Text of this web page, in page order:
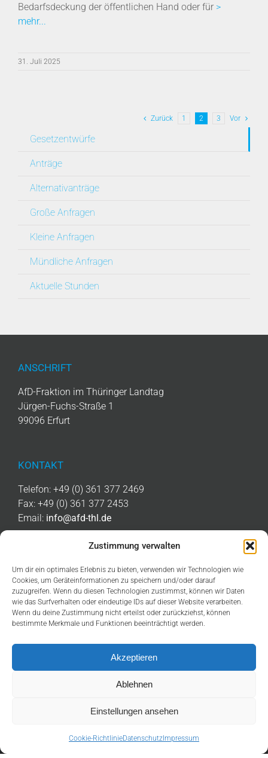
Zustimmung verwalten
Um dir ein optimales Erlebnis zu bieten, verwenden wir Technologien wie
Cookies, um Geräteinformationen zu speichern und/oder darauf
zuzugreifen. Wenn du diesen Technologien zustimmst, können wir Daten
wie das Surfverhalten oder eindeutige IDs auf dieser Website verarbeiten.
Wenn du deine Zustimmung nicht erteilst oder zurückziehst, können
bestimmte Merkmale und Funktionen beeinträchtigt werden.
Akzeptieren
Ablehnen
Einstellungen ansehen
Cookie-RichtlinieDatenschutz Impressum
Bedarfsdeckung der öffentlichen Hand oder für >
mehr...
31. Juli 2025
Zurück 1 2 3 Vor
Gesetzentwürfe
Anträge
Alternativanträge
Große Anfragen
Kleine Anfragen
Mündliche Anfragen
Aktuelle Stunden
ANSCHRIFT
AfD-Fraktion im Thüringer Landtag
Jürgen-Fuchs-Straße 1
99096 Erfurt
KONTAKT
Telefon: +49 (0) 361 377 2469
Fax: +49 (0) 361 377 2453
Email: info@afd-thl.de
Telefon: +49 (0) 361 377 2476
Email:presse@afd-thl.de
LINKS